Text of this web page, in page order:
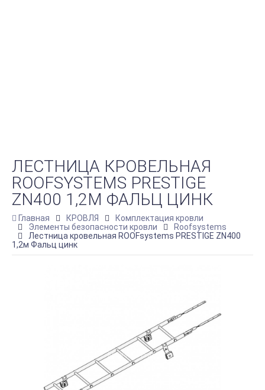
ЛЕСТНИЦА КРОВЕЛЬНАЯ
ROOFSYSTEMS PRESTIGE
ZN400 1,2М ФАЛЬЦ ЦИНК
Главная КРОВЛЯ
Комплектация кровли
Элементы безопасности кровли
Roofsystems
Лестница кровельная ROOFsystems PRESTIGE ZN400
1,2м Фальц цинк